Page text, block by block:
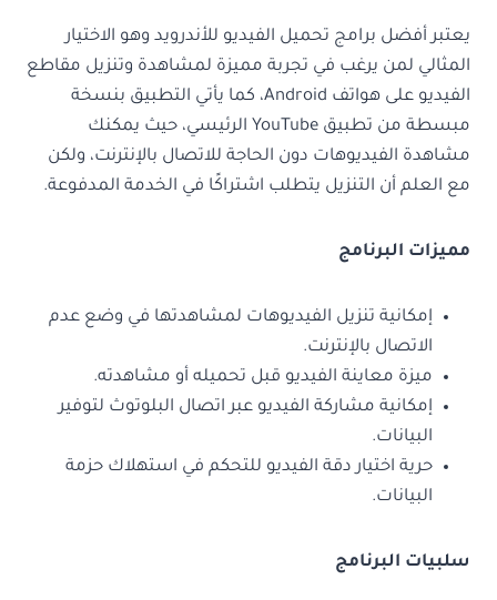
يعتبر أفضل برامج تحميل الفيديو للأندرويد وهو الاختيار
المثالي لمن يرغب في تجربة مميزة لمشاهدة وتنزيل مقاطع
الفيديو على هواتف Android، كما يأتي التطبيق بنسخة
مبسطة من تطبيق YouTube الرئيسي، حيث يمكنك
مشاهدة الفيديوهات دون الحاجة للاتصال بالإنترنت، ولكن
مع العلم أن التنزيل يتطلب اشتراكًا في الخدمة المدفوعة.
مميزات البرنامج
إمكانية تنزيل الفيديوهات لمشاهدتها في وضع عدم
الاتصال بالإنترنت.
ميزة معاينة الفيديو قبل تحميله أو مشاهدته.
إمكانية مشاركة الفيديو عبر اتصال البلوتوث لتوفير
البيانات.
حرية اختيار دقة الفيديو للتحكم في استهلاك حزمة
البيانات.
سلبيات البرنامج